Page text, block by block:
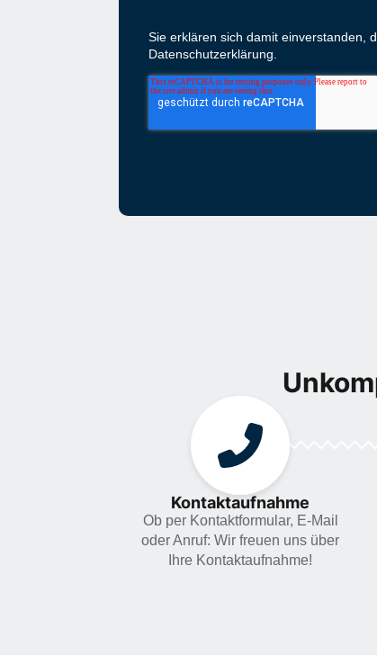
Sie erklären sich damit einverstanden,
Datenschutzerklärung.
Kontaktaufnahme
Ob per Kontaktformular, E-Mail
oder Anruf: Wir freuen uns über
Ihre Kontaktaufnahme!